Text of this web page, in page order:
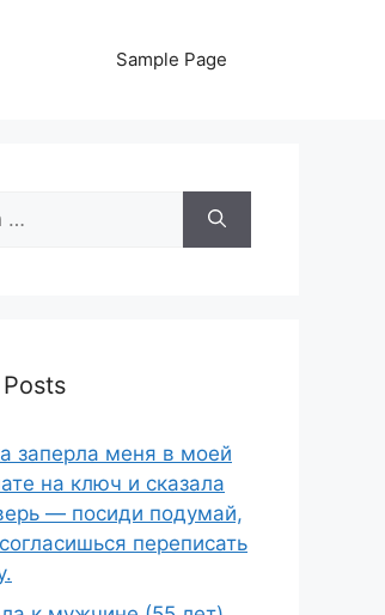
Sample Page
заперла меня в моей
на ключ и сказала
— посиди подумай,
переписать